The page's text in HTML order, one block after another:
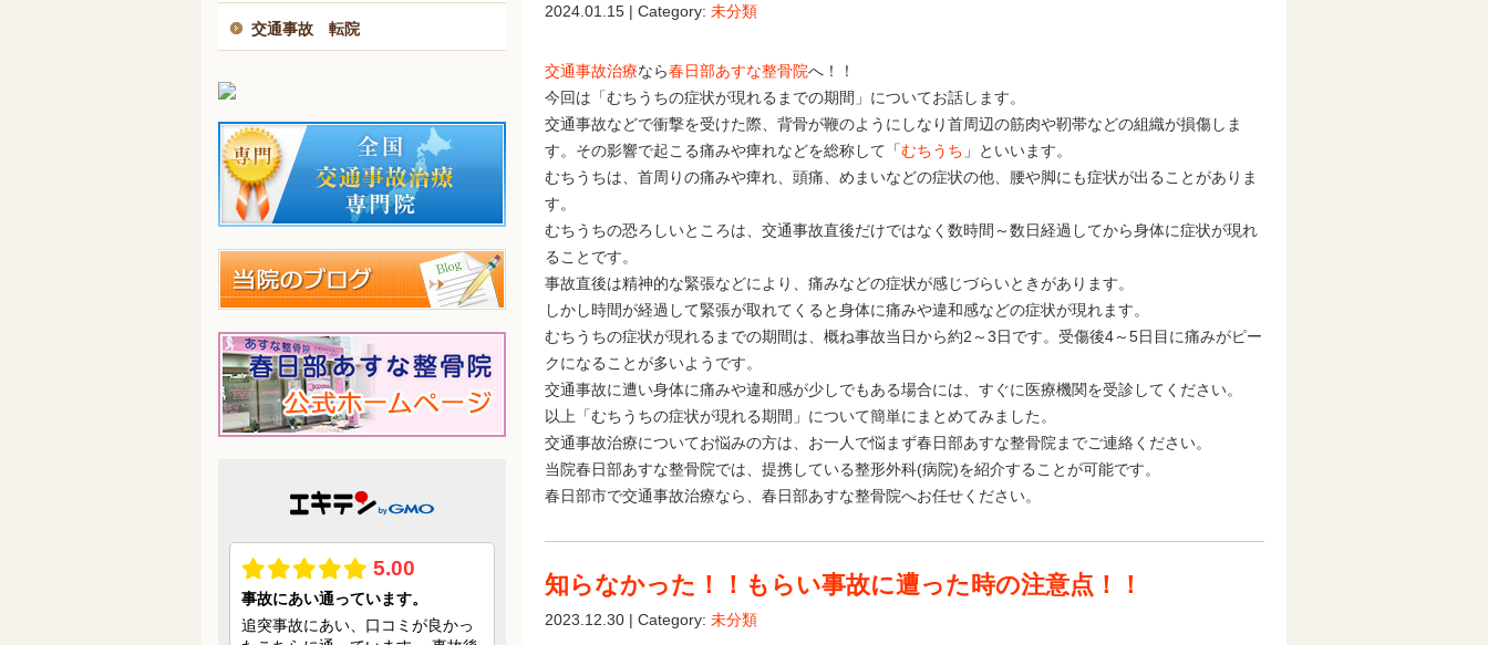
2024.01.15 | Category: 未分類
交通事故治療なら春日部あすな整骨院へ！！
今回は「むちうちの症状が現れるまでの期間」についてお話します。
交通事故などで衝撃を受けた際、背骨が鞭のようにしなり首周辺の筋肉や靭帯などの組織が損傷しま
す。その影響で起こる痛みや痺れなどを総称して「むちうち 」といいます。
むちうちは、首周りの痛みや痺れ、頭痛、めまいなどの症状の他、腰や脚にも症状が出ることがありま
す。
むちうちの恐ろしいところは、交通事故直後だけではなく数時間～数日経過してから身体に症状が現れ
ることです。
事故直後は精神的な緊張などにより、痛みなどの症状が感じづらいときがあります。
しかし時間が経過して緊張が取れてくると身体に痛みや違和感などの症状が現れます。
むちうちの症状が現れるまでの期間は、概ね事故当日から約2～3日です。受傷後4～5日目に痛みがピー
クになることが多いようです。
交通事故に遭い身体に痛みや違和感が少しでもある場合には、すぐに医療機関を受診してください。
以上「むちうちの症状が現れる期間」について簡単にまとめてみました。
交通事故治療についてお悩みの方は、お一人で悩まず春日部あすな整骨院までご連絡ください。
当院春日部あすな整骨院では、提携している整形外科(病院)を紹介することが可能です。
春日部市で交通事故治療なら、春日部あすな整骨院へお任せください。
知らなかった！！もらい事故に遭った時の注意点！！
2023.12.30 | Category: 未分類
交通事故 転院